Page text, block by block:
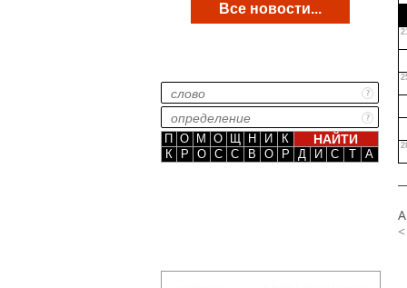
Все новости...
П О М О Щ Н И
К
К
Р О С С В О Р Д И С Т А
<